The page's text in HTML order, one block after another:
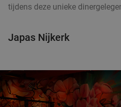
Pizza + frisdrank voor
Ma
Di Wo Do
Vr
First Class
Amersfoort
tijdens deze unieke
Japas Nijkerk